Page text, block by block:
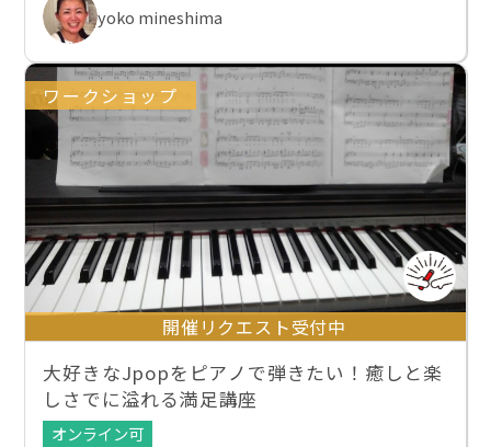
yoko mineshima
ワークショップ
開催リクエスト受付中
大好きなJpopをピアノで弾きたい！癒しと楽
しさでに溢れる満足講座
オンライン可